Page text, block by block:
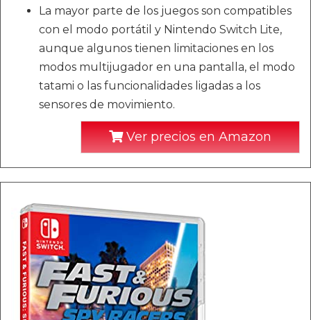
La mayor parte de los juegos son compatibles
con el modo portátil y Nintendo Switch Lite,
aunque algunos tienen limitaciones en los
modos multijugador en una pantalla, el modo
tatami o las funcionalidades ligadas a los
sensores de movimiento.
Ver precios en Amazon